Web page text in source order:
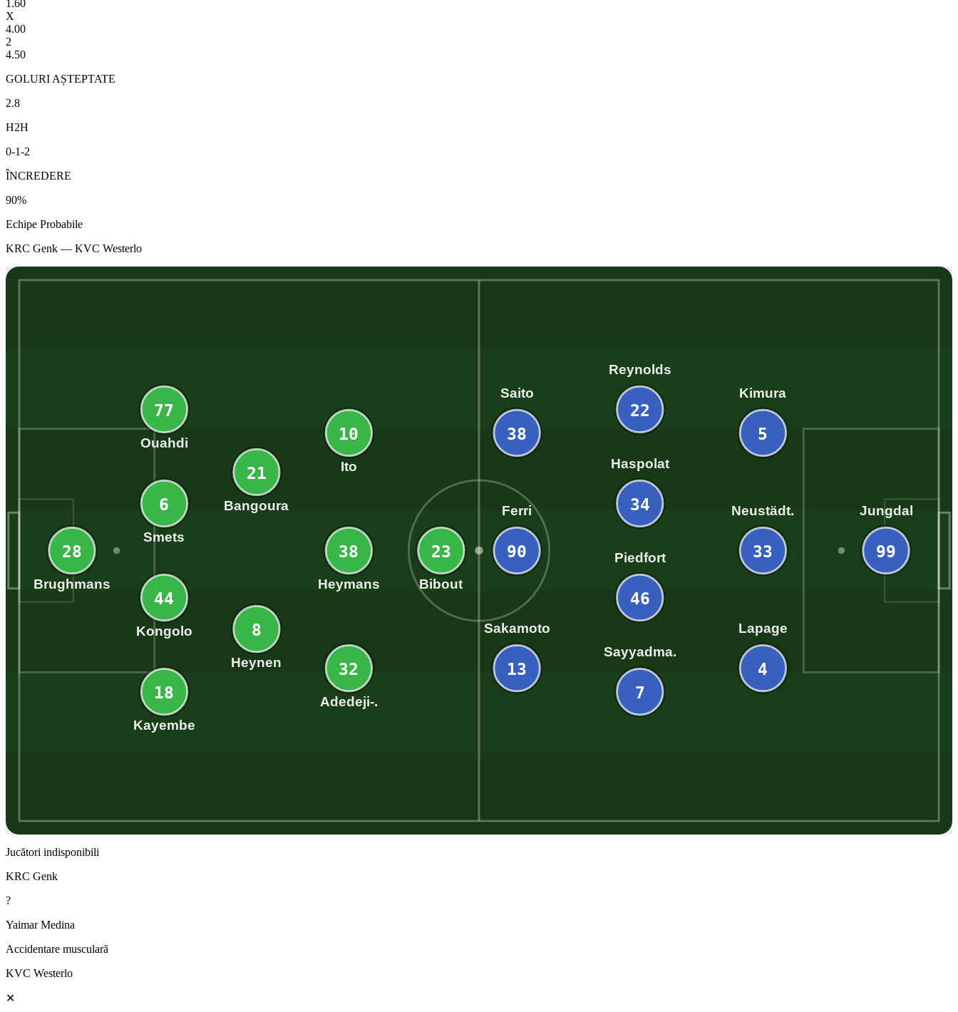
1.60
X
4.00
2
4.50
GOLURI AȘTEPTATE
2.8
H2H
0-1-2
ÎNCREDERE
90%
Echipe Probabile
KRC Genk — KVC Westerlo
28
Brughmans
77
Ouahdi
6
Smets
44
Kongolo
18
Kayembe
21
Bangoura
8
Heynen
10
Ito
38
Heymans
32
Adedeji-.
23
Bibout
99
Jungdal
5
Kimura
33
Neustädt.
4
Lapage
22
Reynolds
34
Haspolat
46
Piedfort
7
Sayyadma.
38
Saito
90
Ferri
13
Sakamoto
Jucători indisponibili
KRC Genk
?
Yaimar Medina
Accidentare musculară
KVC Westerlo
✕